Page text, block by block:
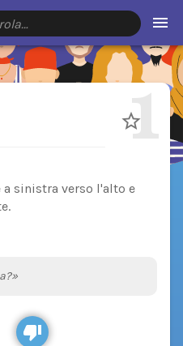
1
sinistra verso l'alto e